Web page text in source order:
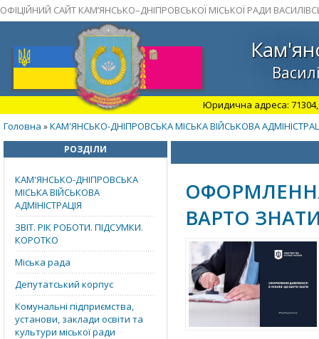
ОФІЦІЙНИЙ САЙТ КАМ’ЯНСЬКО–ДНІПРОВСЬКОЇ МІСЬКОЇ РАДИ
Юридична адреса: 71304,
Головна »КАМ'ЯНСЬКО-ДНІПРОВСЬКА МІСЬКА ВІЙСЬКОВА
РОЗДІЛИ
КАМ'ЯНСЬКО-ДНІПРОВСЬКА
МІСЬКА ВІЙСЬКОВА
АДМІНІСТРАЦІЯ
ЗВІТ. РІК РОБОТИ. ПІДСУМКИ.
КОРОТКО
Міська рада
Депутатський корпус
Комунальні підприємства,
установи, заклади освіти та
культури міської ради
ВАРТО